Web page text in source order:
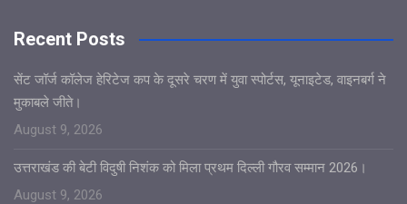
Recent Posts
सेंट जॉर्ज कॉलेज हेरिटेज कप के दूसरे चरण में युवा स्पोर्टस, यूनाइटेड, वाइनबर्ग ने
मुकाबले जीते।
August 9, 2026
उत्तराखंड की बेटी विदुषी निशंक को मिला प्रथम दिल्ली गौरव सम्मान 2026।
August 9, 2026